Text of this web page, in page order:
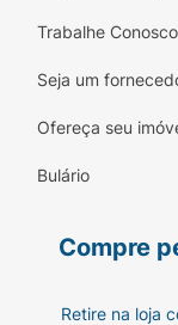
Trabalhe Conosco
Seja um
Ofereça seu
Bulário
Compre
Retire na loja